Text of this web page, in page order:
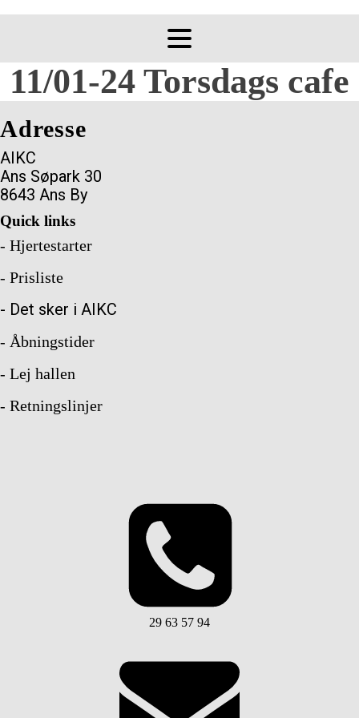
11/01-24 Torsdags cafe
Adresse
AIKC
Ans Søpark 30
8643 Ans By
Quick links
- Hjertestarter
- Prisliste
- Det sker i AIKC
- Åbningstider
- Lej hallen
- Retningslinjer
29 63 57 94